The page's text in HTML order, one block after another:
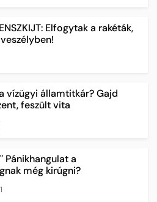
Elfogytak a rakéták,
vízügyi államtitkár? Gajd
feszült vita
Pánikhangulat a
még kirúgni?
1